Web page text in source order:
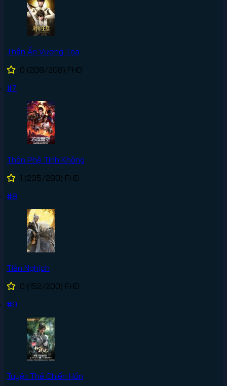
Thần Ấn Vương Tọa
0 (208/208) FHD
#7
Thôn Phệ Tinh Không
1 (235/280) FHD
#8
Tiên Nghịch
0 (152/200) FHD
#9
Tuyệt Thế Chiến Hồn